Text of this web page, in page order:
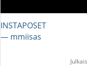
INSTAPOSET
― mmiisas